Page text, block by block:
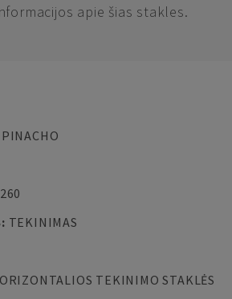
apie šias stakles.
PINACHO
: TEKINIMAS
TEKINIMO STAKLĖS